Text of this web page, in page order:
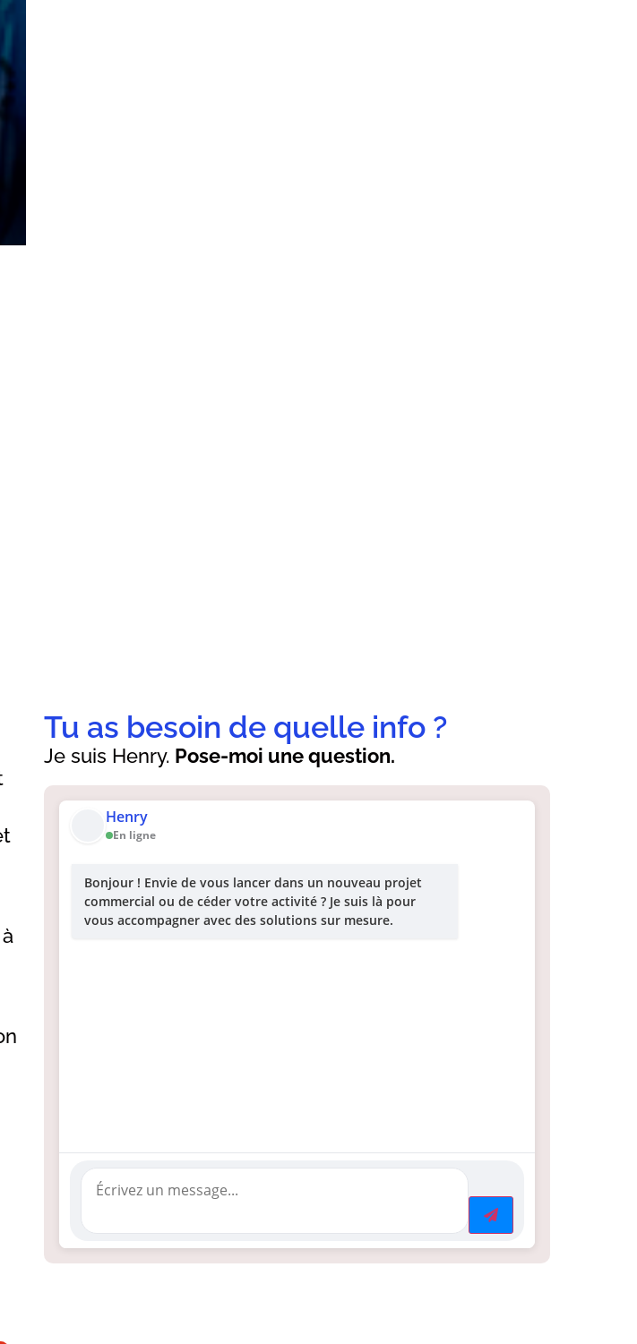
Henry
En ligne
Bonjour ! Envie de vous lancer dans un nouveau projet
commercial ou de céder votre activité ? Je suis là pour
vous accompagner avec des solutions sur mesure.
Je suis Henry. Pose-moi une question.
Tu as besoin de quelle info ?